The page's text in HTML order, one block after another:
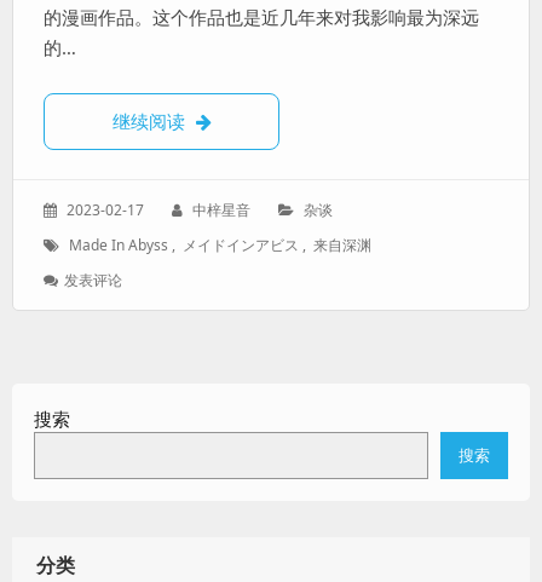
的漫画作品。这个作品也是近几年来对我影响最为深远
的…
继续阅读 【随笔】来自深渊、与深渊精神
发
于：
2023-02-17
作
中梓星音
分
杂谈
标
Made In Abyss , メイドインアビス , 来自深渊
发表评论: 【随
深
精
搜索
搜索
分类